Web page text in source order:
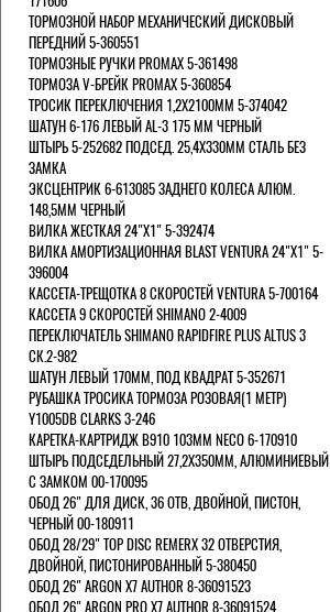
ТОРМОЗНОЙ НАБОР МЕХАНИЧЕСКИЙ ДИСКОВЫЙ
ПЕРЕДНИЙ 5-360551
ТОРМОЗНЫЕ РУЧКИ PROMAX 5-361498
ТОРМОЗА V-БРЕЙК PROMAX 5-360854
ТРОСИК ПЕРЕКЛЮЧЕНИЯ 1,2Х2100ММ 5-374042
ШАТУН 6-176 ЛЕВЫЙ AL-3 175 ММ ЧЕРНЫЙ
ШТЫРЬ 5-252682 ПОДСЕД. 25,4Х330ММ СТАЛЬ БЕЗ
ЗАМКА
ЭКСЦЕНТРИК 6-613085 ЗАДНЕГО КОЛЕСА АЛЮМ.
148,5ММ ЧЕРНЫЙ
ВИЛКА ЖЕСТКАЯ 24"Х1" 5-392474
ВИЛКА АМОРТИЗАЦИОННАЯ BLAST VENTURA 24"Х1" 5-
396004
КАССЕТА-ТРЕЩОТКА 8 СКОРОСТЕЙ VENTURA 5-700164
КАССЕТА 9 СКОРОСТЕЙ SHIMANO 2-4009
ПЕРЕКЛЮЧАТЕЛЬ SHIMANO RAPIDFIRE PLUS ALTUS 3
СК.2-982
ШАТУН ЛЕВЫЙ 170ММ, ПОД КВАДРАТ 5-352671
РУБАШКА ТРОСИКА ТОРМОЗА РОЗОВАЯ(1 МЕТР)
Y1005DB CLARKS 3-246
КАРЕТКА-КАРТРИДЖ B910 103ММ NECO 6-170910
ШТЫРЬ ПОДСЕДЕЛЬНЫЙ 27,2Х350ММ, АЛЮМИНИЕВЫЙ
С ЗАМКОМ 00-170095
ОБОД 26" ДЛЯ ДИСК, 36 ОТВ, ДВОЙНОЙ, ПИСТОН,
ЧЕРНЫЙ 00-180911
ОБОД 28/29" TOP DISC REMERX 32 ОТВЕРСТИЯ,
ДВОЙНОЙ, ПИСТОНИРОВАННЫЙ 5-380450
ОБОД 26" ARGON X7 AUTHOR 8-36091523
ОБОД 26" ARGON PRO X7 AUTHOR 8-36091524